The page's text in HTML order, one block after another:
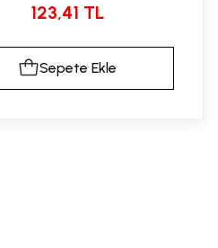
123,41 TL
Sepete Ekle